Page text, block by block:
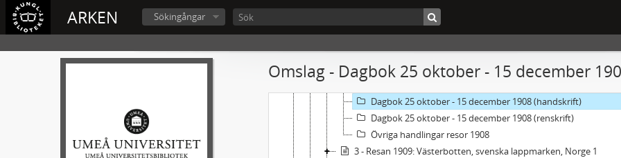
ARKEN Sökingångar
Omslag - Dagbok 25 oktober - 15 december
Dagbok 25 maj - 26 juni 1908 (handskrift)
Dagbok 25 maj - 26 juni 1908 (renskrift)
Dagboksnoteringar 9 - 15 juli 1908 (handskrift)
Dagbok 24 juli - 1 september 1908 (handskrift)
Dagbok 25 oktober - 15 december 1908 (handskrift)
Dagbok 25 oktober - 15 december 1908 (renskrift)
Övriga handlingar resor 1908
3 - Resan 1909: Västerbotten, svenska lappmarken, Norge 1